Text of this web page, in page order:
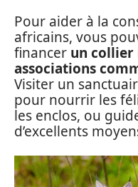
Pour aider à la
africains, vous
financer un collier
associations
Visiter un
pour nourrir les
les enclos, ou
d’excellents